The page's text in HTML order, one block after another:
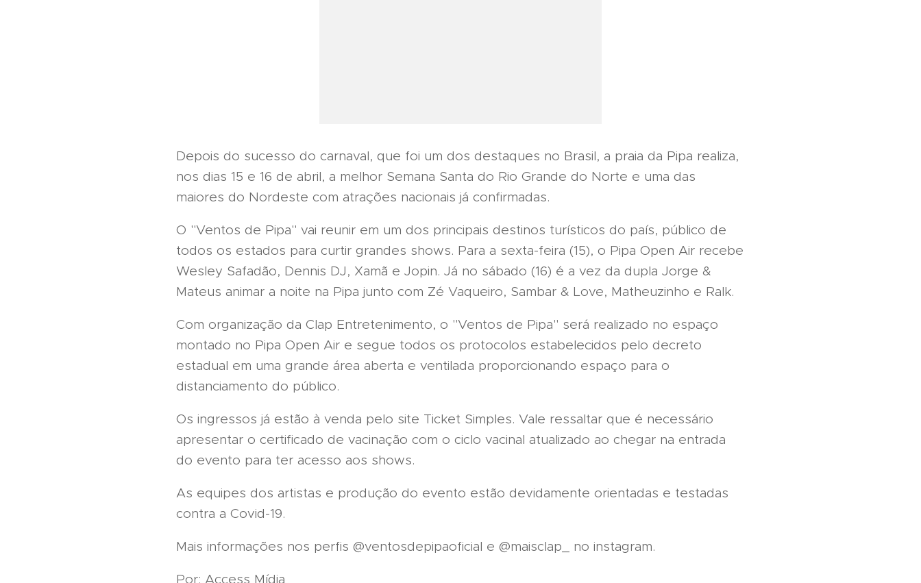
Depois do sucesso do carnaval, que foi um dos destaques no Brasil, a praia da Pipa realiza,
nos dias 15 e 16 de abril, a melhor Semana Santa do Rio Grande do Norte e uma das
maiores do Nordeste com atrações nacionais já confirmadas.
O "Ventos de Pipa" vai reunir em um dos principais destinos turísticos do país, público de
todos os estados para curtir grandes shows. Para a sexta-feira (15), o Pipa Open Air recebe
Wesley Safadão, Dennis DJ, Xamã e Jopin. Já no sábado (16) é a vez da dupla Jorge &
Mateus animar a noite na Pipa junto com Zé Vaqueiro, Sambar & Love, Matheuzinho e Ralk.
Com organização da Clap Entretenimento, o "Ventos de Pipa" será realizado no espaço
montado no Pipa Open Air e segue todos os protocolos estabelecidos pelo decreto
estadual em uma grande área aberta e ventilada proporcionando espaço para o
distanciamento do público.
Os ingressos já estão à venda pelo site Ticket Simples. Vale ressaltar que é necessário
apresentar o certificado de vacinação com o ciclo vacinal atualizado ao chegar na entrada
do evento para ter acesso aos shows.
As equipes dos artistas e produção do evento estão devidamente orientadas e testadas
contra a Covid-19.
Mais informações nos perfis @ventosdepipaoficial e @maisclap_ no instagram.
Por: Access Mídia